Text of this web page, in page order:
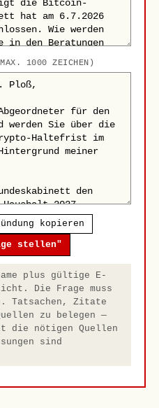
1000 ZEICHEN)
kopieren
stellen"
plus gültige E-
Die Frage muss
Tatsachen, Zitate
zu belegen —
die nötigen Quellen
sind